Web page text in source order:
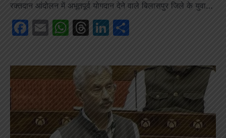
रक्तदान आंदोलन में अभूतपूर्व योगदान देने वाले बिलासपुर जिले के युवा…
Facebook
EmailWhatsApp
Threads
LinkedIn